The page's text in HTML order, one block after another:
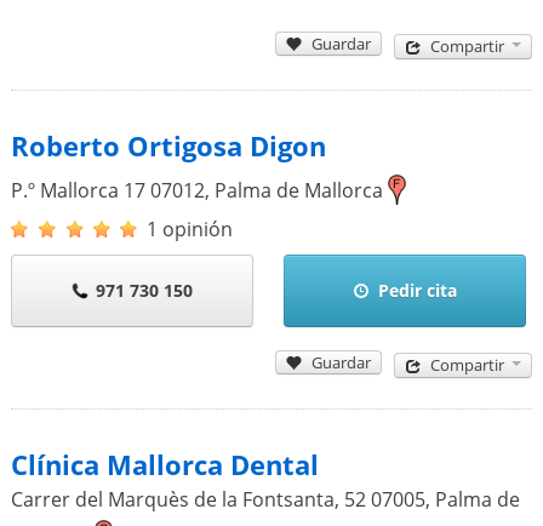
Guardar Compartir
Roberto Ortigosa Digon
P.º Mallorca 1707012, Palma de Mallorca
1 opinión
971 730 150 Pedir cita
Guardar Compartir
Clínica Mallorca Dental
Carrer del Marquès de la Fontsanta, 5207005, Palma de